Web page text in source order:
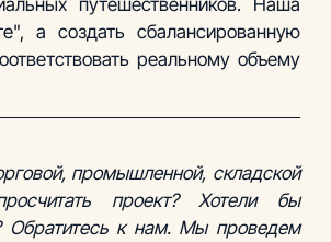
а создать сбалансированную
реальному объему
промышленной, складской
проект? Хотели бы
перепроверить цифры с учетом спроса в Вашем городе? Обратитесь к нам. Мы проведем